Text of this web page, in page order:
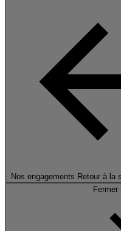
Nos engagements Retour à la
Fermer